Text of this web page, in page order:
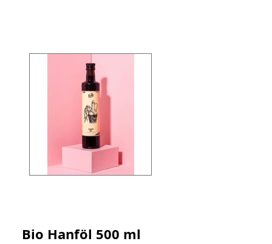
Bio Hanföl 500 ml